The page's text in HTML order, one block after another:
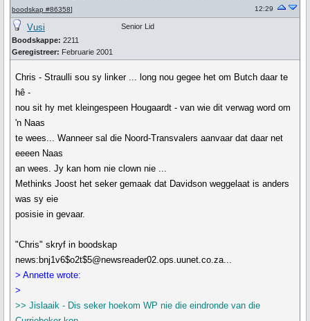
boodskap #86358]
12:29
Vusi
Boodskappe: 2211
Geregistreer: Februarie 2001
Senior Lid
Chris - Straulli sou sy linker ... long nou gegee het om Butch daar te
hê -
nou sit hy met kleingespeen Hougaardt - van wie dit verwag word om
'n Naas
te wees... Wanneer sal die Noord-Transvalers aanvaar dat daar net
eeeen Naas
an wees. Jy kan hom nie clown nie ...
Methinks Joost het seker gemaak dat Davidson weggelaat is anders
was sy eie
posisie in gevaar.
"Chris" skryf in boodskap
news:bnj1v6$o2t$5@newsreader02.ops.uunet.co.za...
> Annette wrote:
>
>> Jislaaik - Dis seker hoekom WP nie die eindronde van die